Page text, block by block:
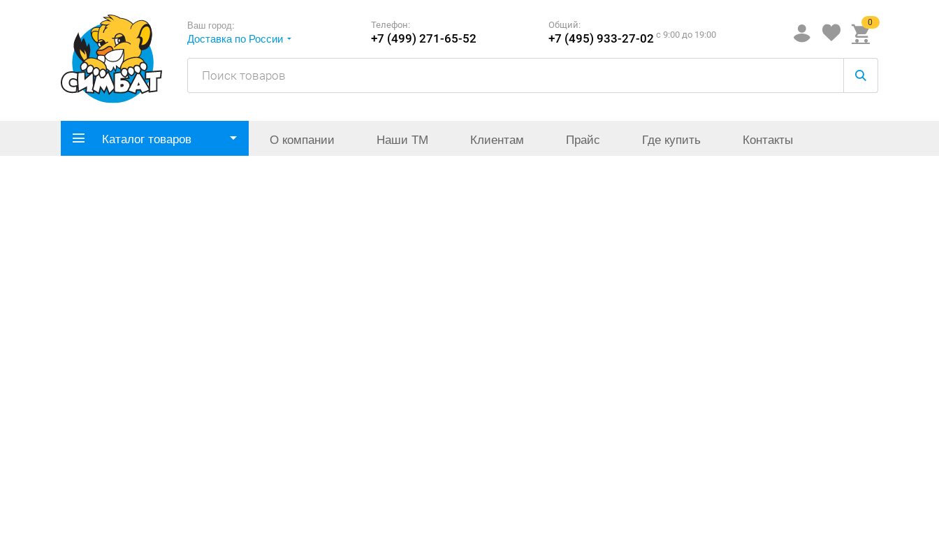
Ваш город:
Доставка по России
Телефон:
+7 (499) 271-65-52
Общий:
+7 (495) 933-27-02 c 9:00 до 19:00
0
Каталог товаров О компании Наши ТМ Клиентам Прайс Где купить Контакты